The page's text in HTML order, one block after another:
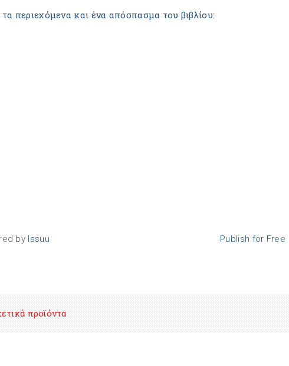
τα περιεχόμενα και ένα απόσπασμα του βιβλίου:
by Issuu Publish for Free
προϊόντα